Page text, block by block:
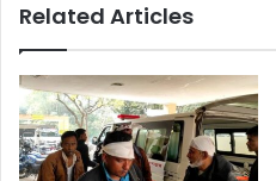
Related Articles